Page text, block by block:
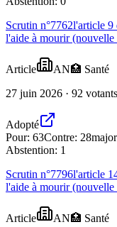
Scrutin n°7762l'article 9
l'aide à mourir (nouvelle
Article AN🏥 Santé
27 juin 2026 · 92
Adopté
Pour: 63Contre: 28
Abstention: 1
Scrutin n°7796l'article
l'aide à mourir (nouvelle
Article AN🏥 Santé